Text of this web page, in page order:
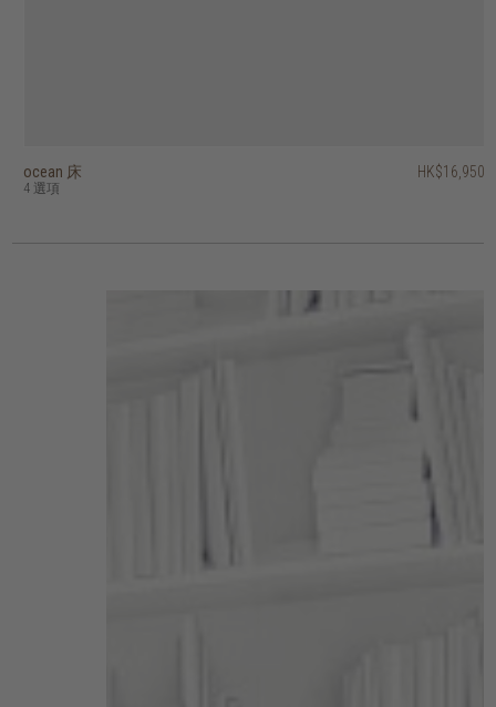
ocean 床
4 選項
HK$16,950
amor 床
4 選項
HK$15,450
tess 床
3 選項
HK$16,950
circa17 床 - 四抽屜，布布床頭板
7 選項
HK$37,950
decker II 床 - 兩抽屜
3 選項
HK$26,950
outline 床
4 選項
HK$19,450
vintage 床
6 選項
HK$9,950
crescent 床
3 選項
HK$15,450
pure and simple 床下抽屜
2 選項
HK$3,450
eden 床
4 選項
HK$23,950